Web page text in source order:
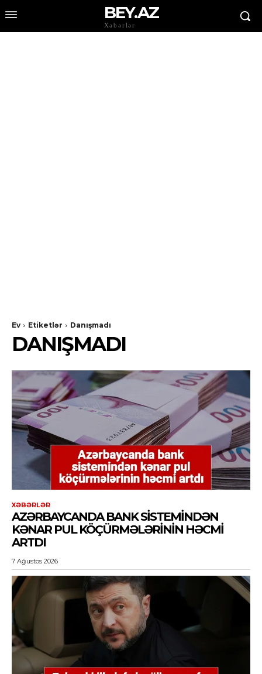
BEY.AZ
Xəbərlər
Ev Etiketlər Danışmadı
DANIŞMADI
XƏBƏRLƏR
AZƏRBAYCANDA BANK SISTEMINDƏN
KƏNAR PUL KÖÇÜRMƏLƏRININ HƏCMI
ARTDI
7 Ağustos 2026